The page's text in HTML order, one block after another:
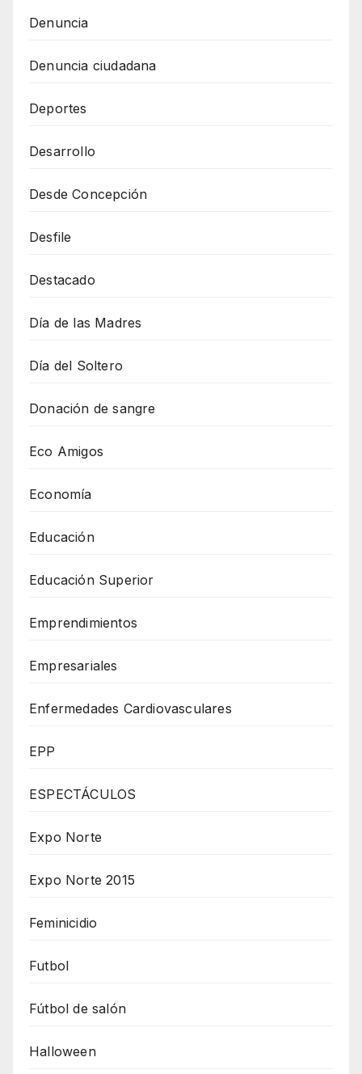
Denuncia
Denuncia ciudadana
Deportes
Desarrollo
Desde Concepción
Desfile
Destacado
Día de las Madres
Día del Soltero
Donación de sangre
Eco Amigos
Economía
Educación
Educación Superior
Emprendimientos
Empresariales
Enfermedades Cardiovasculares
EPP
ESPECTÁCULOS
Expo Norte
Expo Norte 2015
Feminicidio
Futbol
Fútbol de salón
Halloween